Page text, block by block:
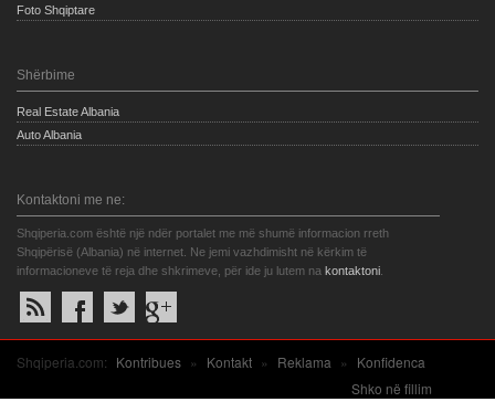
Foto Shqiptare
Shërbime
Real Estate Albania
Auto Albania
Kontaktoni me ne:
Shqiperia.com është një ndër portalet me më shumë informacion rreth
Shqipërisë (Albania) në internet. Ne jemi vazhdimisht në kërkim të
informacioneve të reja dhe shkrimeve, për ide ju lutem na kontaktoni.
Shqiperia.com: Kontribues » Kontakt » Reklama »
Konfidenca
Shko në fillim